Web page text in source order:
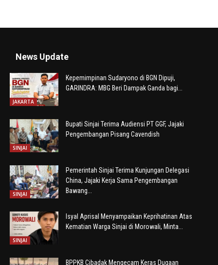
News Update
JAKARTA
Kepemimpinan Sudaryono di BGN Dipuji,
GARINDRA: MBG Beri Dampak Ganda bagi...
SINJAI
Bupati Sinjai Terima Audiensi PT GGF, Jajaki
Pengembangan Pisang Cavendish
SINJAI
Pemerintah Sinjai Terima Kunjungan Delegasi
China, Jajaki Kerja Sama Pengembangan
Bawang...
SINJAI
Isyal Aprisal Menyampaikan Keprihatinan Atas
Kematian Warga Sinjai di Morowali, Minta...
BPPKB Cibadak Mengecam Keras Dugaan